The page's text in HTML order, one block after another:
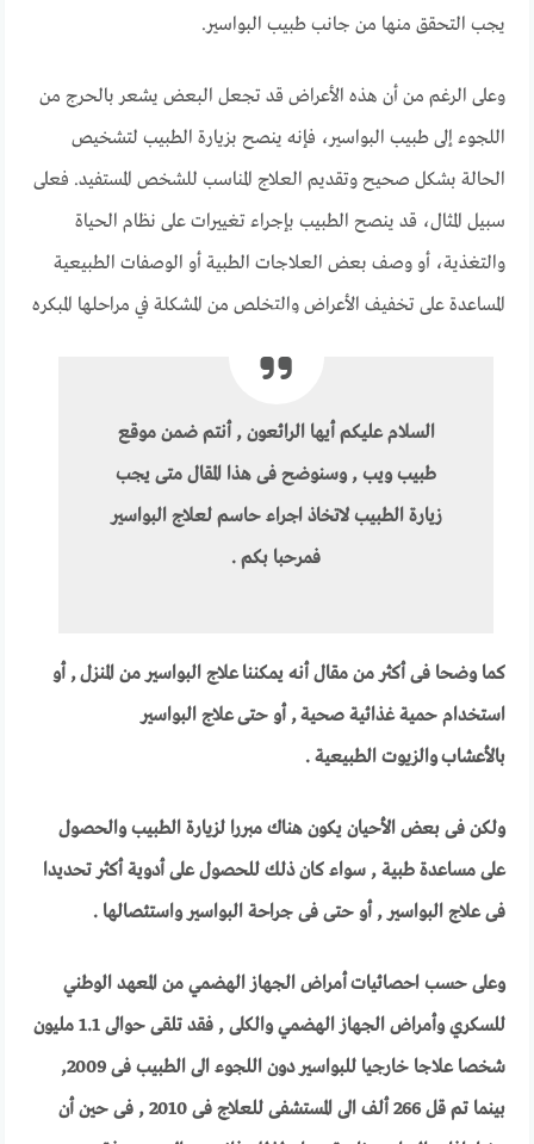
يجب التحقق منها من جانب طبيب البواسير.
وعلى الرغم من أن هذه الأعراض قد تجعل البعض يشعر بالحرج من
اللجوء إلى طبيب البواسير، فإنه ينصح بزيارة الطبيب لتشخيص
الحالة بشكل صحيح وتقديم العلاج المناسب للشخص المستفيد. فعلى
سبيل المثال، قد ينصح الطبيب بإجراء تغييرات على نظام الحياة
والتغذية، أو وصف بعض العلاجات الطبية أو الوصفات الطبيعية
المساعدة على تخفيف الأعراض والتخلص من المشكلة في مراحلها المبكره
السلام عليكم أيها الرائعون , أنتم ضمن موقع
طبيب ويب , وسنوضح فى هذا المقال متى يجب
زيارة الطبيب لاتخاذ اجراء حاسم لعلاج البواسير
فمرحبا بكم .
كما وضحا فى أكثر من مقال أنه يمكننا علاج البواسير من المنزل , أو
استخدام حمية غذائية صحية , أو حتى علاج البواسير
بالأعشاب والزيوت الطبيعية .
ولكن فى بعض الأحيان يكون هناك مبررا لزيارة الطبيب والحصول
على مساعدة طبية , سواء كان ذلك للحصول على أدوية أكثر تحديدا
فى علاج البواسير , أو حتى فى جراحة البواسير واستئصالها .
وعلى حسب احصائياتأمراض الجهاز الهضمي من المعهد الوطني
للسكري وأمراض الجهاز الهضمي والكلى , فقد تلقى حوالى 1.1 مليون
شخصا علاجا خارجيا للبواسير دون اللجوء الى الطبيب فى 2009,
بينما تم قل 266 ألف الى المستشفى للعلاج فى 2010 , فى حين أن